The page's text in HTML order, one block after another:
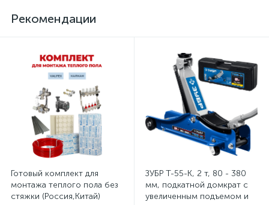
Рекомендации
Готовый комплект для
монтажа теплого пола без
стяжки (Россия,Китай)
ЗУБР Т-55-K, 2 т, 80 - 380
мм, подкатной домкрат с
увеличенным подъемом и
УШМ (болгарки)
Фены
7
Фрезеры
Шлифовальные машины